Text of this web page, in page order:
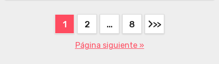
1 2 … 8
Página siguiente »